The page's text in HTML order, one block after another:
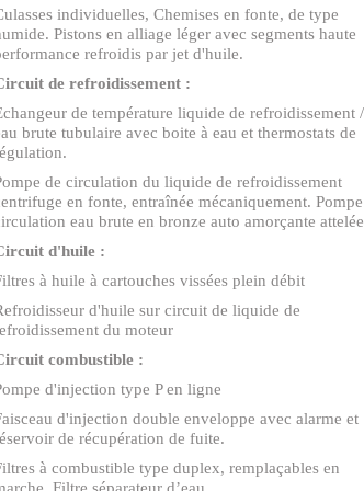
individuelles, Chemises en fonte, de type
Pistons en alliage léger avec segments haute
refroidis par jet d'huile.
de refroidissement :
de température liquide de refroidissement /
brute tubulaire avec boite à eau et thermostats de
de circulation du liquide de refroidissement
en fonte, entraînée mécaniquement.
eau brute en bronze auto amorçante
d'huile :
à huile à cartouches vissées plein débit
d'huile sur circuit de liquide de
du moteur
combustible :
d'injection type P en ligne
d'injection double enveloppe avec alarme et
de récupération de fuite.
à combustible type duplex, remplaçables en
Filtre séparateur d’eau.